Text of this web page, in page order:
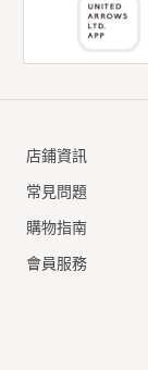
店鋪資訊
常見問題
購物指南
會員服務